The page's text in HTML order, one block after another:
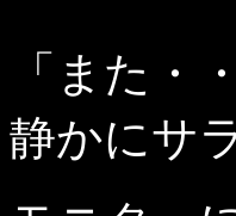
「また・
静かにサ